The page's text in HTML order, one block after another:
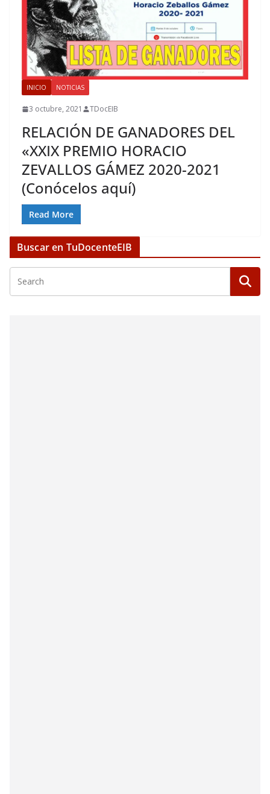
INICIO NOTICIAS
3 octubre, 2021 TDocEIB
RELACIÓN DE GANADORES DEL
«XXIX PREMIO HORACIO
ZEVALLOS GÁMEZ 2020-2021
(Conócelos aquí)
Read More
Buscar en TuDocenteEIB